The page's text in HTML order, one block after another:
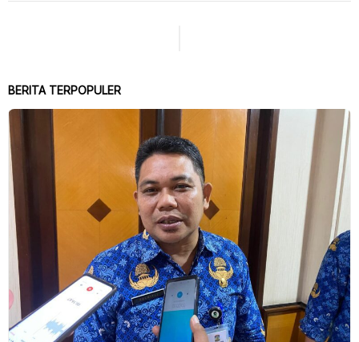
BERITA TERPOPULER